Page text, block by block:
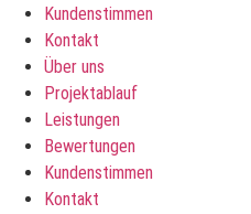
Kundenstimmen
Kontakt
Über uns
Projektablauf
Leistungen
Bewertungen
Kundenstimmen
Kontakt